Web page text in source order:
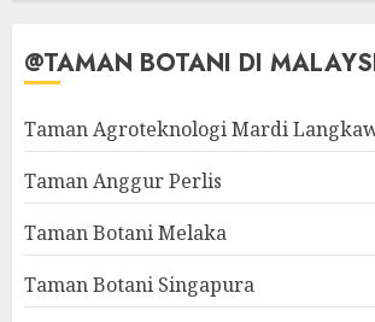
@TAMAN BOTANI DI
Taman Agroteknologi Mardi
Taman Anggur Perlis
Taman Botani Melaka
Taman Botani Singapura